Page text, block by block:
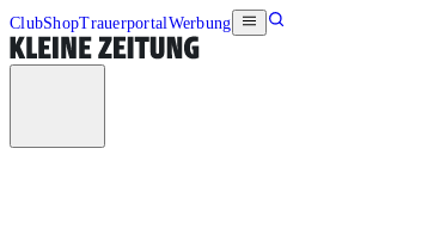
ClubShopTrauerportalWerbung